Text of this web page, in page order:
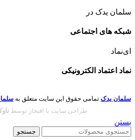
سلمان یدک در
شبکه های اجتماعی
ای‌نماد
نماد اعتماد الکترونیکی
سلمان یدک تمامی حقوق این سایت متعلق به
طراحی سایت با افتخار توسط
بستن
جستجو